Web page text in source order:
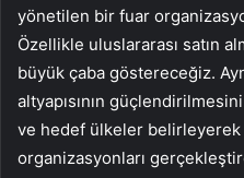
yönetilen bir fuar
Özellikle uluslararası satın
büyük çaba göstereceğiz.
altyapısının
ve hedef ülkeler belirleyerek
organizasyonları